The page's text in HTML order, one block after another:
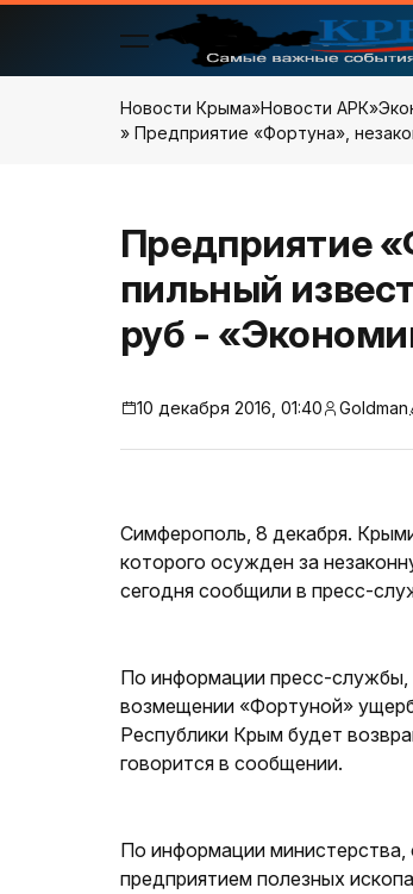
Новости Крыма»Новости АРК»
» Предприятие «Фортуна»,
Предприятие
пильный
руб -
10 декабря 2016, 01:40 Goldman
Симферополь, 8 декабря.
которого осужден за
сегодня сообщили в пресс-
По информации пресс-службы,
возмещении «Фортуной»
Республики Крым будет
говорится в сообщении.
По информации
предприятием полезных